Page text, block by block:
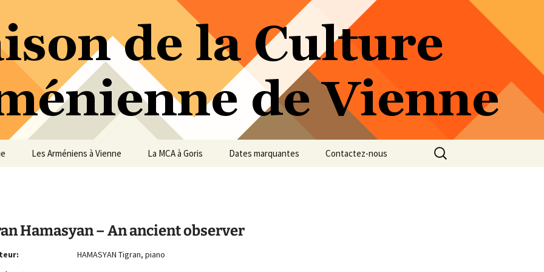
de Vienne
Les Arméniens à Vienne La MCA à Goris Dates marquantes Contactez-nous
Rechercher :
Hamasyan – An ancient observer
HAMASYAN Tigran, piano